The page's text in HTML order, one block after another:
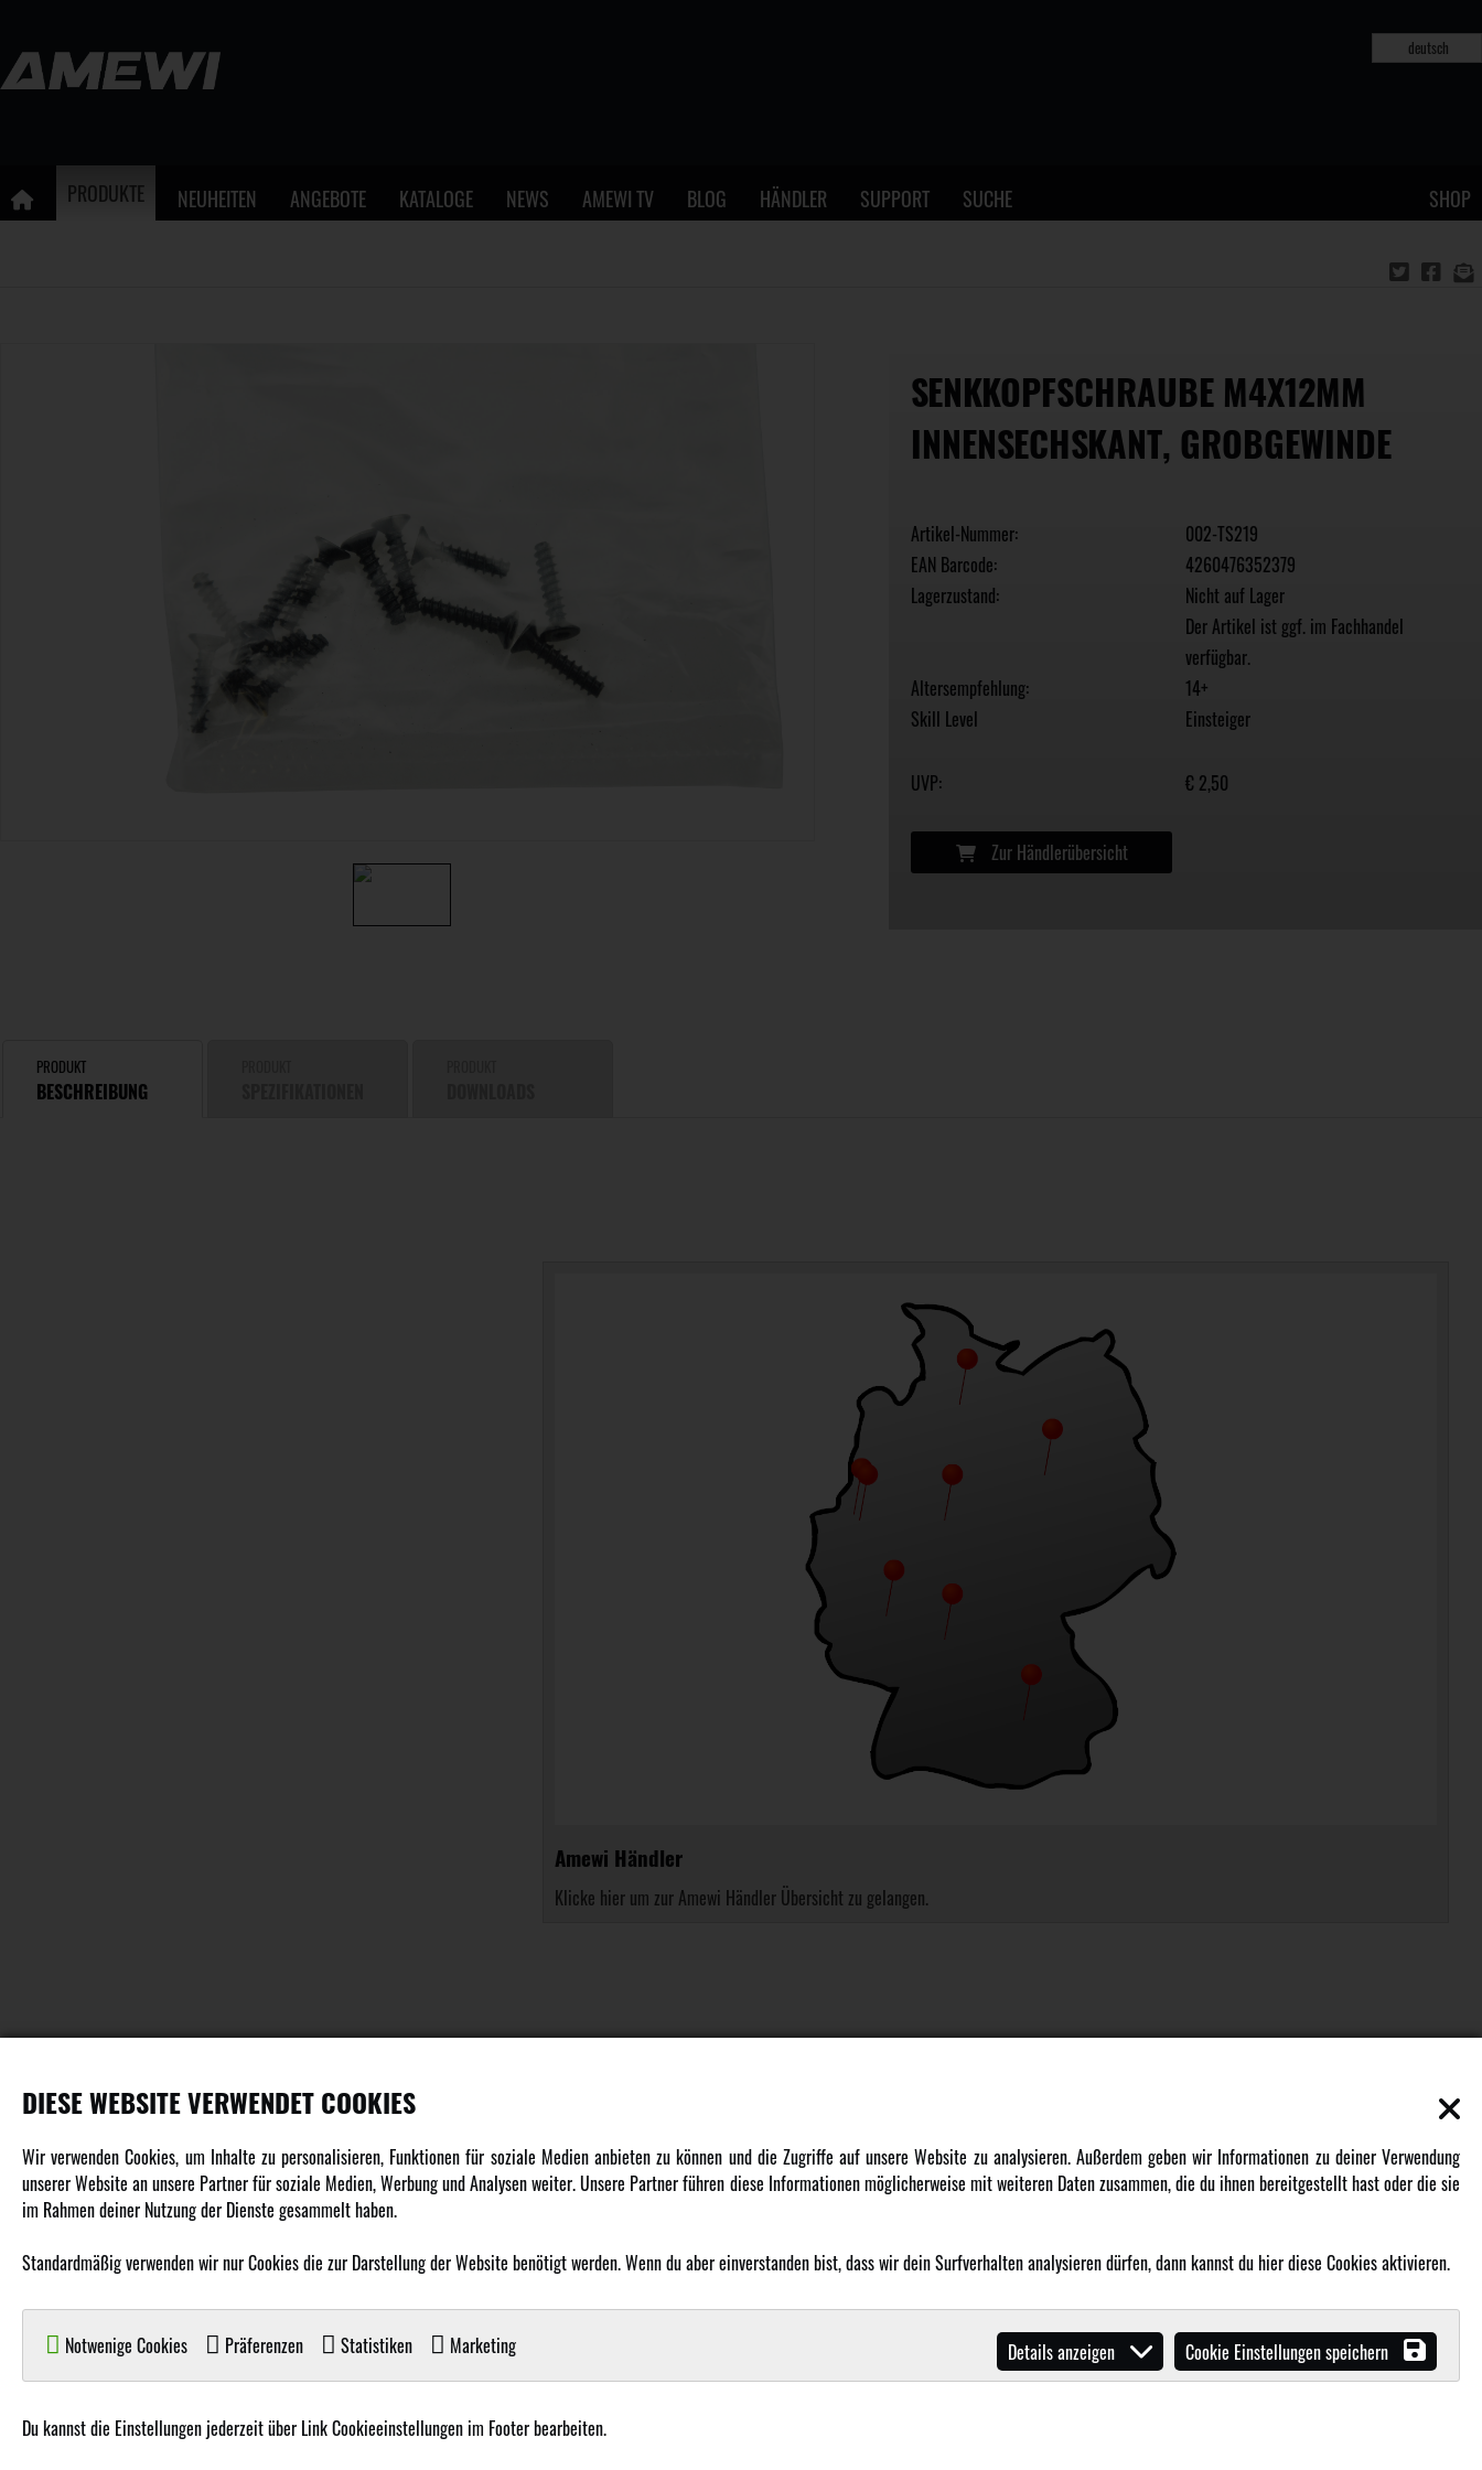
deutsch
PRODUKTE NEUHEITEN ANGEBOTE KATALOGE NEWS AMEWI TV BLOG HÄNDLER SUPPORT SUCHE SHOP
SENKKOPFSCHRAUBE M4X12MM
INNENSECHSKANT, GROBGEWINDE
Artikel-Nummer:
002-TS219
EAN Barcode:
4260476352379
Lagerzustand:
Nicht auf Lager
Der Artikel ist ggf. im Fachhandel
verfügbar.
Altersempfehlung:
14+
Skill Level
Einsteiger
UVP: € 2,50
Zur Händlerübersicht
PRODUKT
BESCHREIBUNG
Amewi Händler
Klicke hier um zur Amewi Händler Übersicht zu gelangen.
Fahrzeuge in allen Maßstäben
Helikopter Collective Pitch, Fixed Pitch
Multikopter in verschiedenen Ausführungen
Panzer für Jung und Alt
Datenschutz
Newsletter
Karriere
AMXRacing - Qualitäts RC-Zubehör
Malinos - Die kreative Seite von
Werden Sie Amewi Händler
Amewi B2B-Shop
DIESE WEBSITE VERWENDET COOKIES
Wir verwenden Cookies, um Inhalte zu personalisieren, Funktionen für soziale Medien anbieten zu können und die Zugriffe auf unsere Website zu analysieren. Außerdem geben wir Informationen zu deiner Verwendung
unserer Website an unsere Partner für soziale Medien, Werbung und Analysen weiter. Unsere Partner führen diese Informationen möglicherweise mit weiteren Daten zusammen, die du ihnen bereitgestellt hast oder die sie
im Rahmen deiner Nutzung der Dienste gesammelt haben.
Standardmäßig verwenden wir nur Cookies die zur Darstellung der Website benötigt werden. Wenn du aber einverstanden bist, dass wir dein Surfverhalten analysieren dürfen, dann kannst du hier diese Cookies aktivieren.
Notwenige Cookies Präferenzen Statistiken Marketing Cookie Einstellungen speichern
Details anzeigen
Du kannst die Einstellungen jederzeit über Link Cookieeinstellungen im Footer bearbeiten.